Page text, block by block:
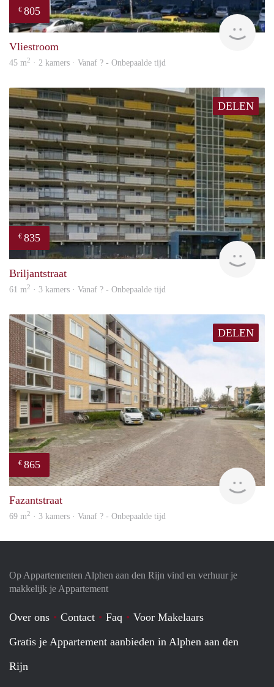
€ 805
Vliestroom
45 m2 · 2 kamers · Vanaf ? - Onbepaalde tijd
DELEN
€ 835
rent
Briljantstraat
61 m2 · 3 kamers · Vanaf ? - Onbepaalde tijd
DELEN
€ 865
Fazantstraat
69 m2 · 3 kamers · Vanaf ? - Onbepaalde tijd
Op Appartementen Alphen aan den Rijn vind en verhuur je
makkelijk je Appartement
Over ons Contact Faq
Voor Makelaars
Gratis je Appartement aanbieden in Alphen aan den
Rijn